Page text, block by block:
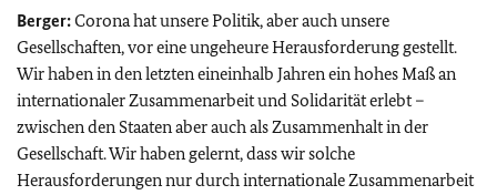
Berger:Corona hat unsere Politik, aber auch unsere
Gesellschaften, vor eine ungeheure Herausforderung gestellt.
Wir haben in den letzten eineinhalb Jahren ein hohes Maß an
internationaler Zusammenarbeit und Solidarität erlebt –
zwischen den Staaten aber auch als Zusammenhalt in der
Gesellschaft. Wir haben gelernt, dass wir solche
Herausforderungen nur durch internationale Zusammenarbeit